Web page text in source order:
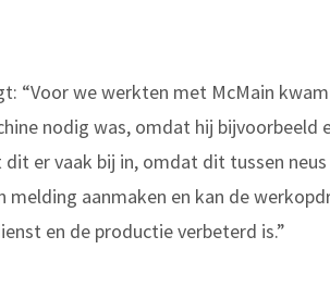
“Voor we werkten met McMain
nodig was, omdat hij bijvoorbeeld
er vaak bij in, omdat dit tussen
aanmaken en kan de
en de productie verbeterd is.”